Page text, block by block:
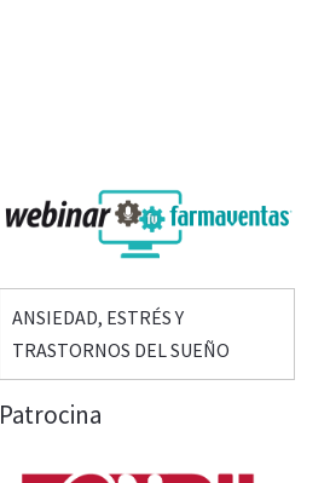
ANSIEDAD, ESTRÉS Y
TRASTORNOS DEL SUEÑO
Patrocina